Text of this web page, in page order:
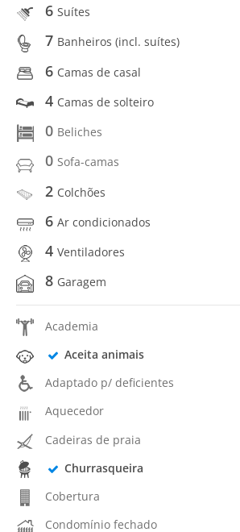
6 Suítes
7 Banheiros (incl. suítes)
6 Camas de casal
4 Camas de solteiro
0 Beliches
0 Sofa-camas
2 Colchões
6 Ar condicionados
4 Ventiladores
8 Garagem
Academia
Aceita animais
Adaptado p/ deficientes
Aquecedor
Cadeiras de praia
Churrasqueira
Cobertura
Condomínio fechado